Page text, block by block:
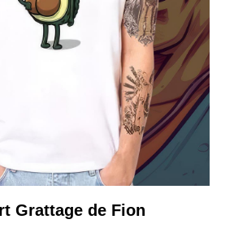
Grattage de Fion